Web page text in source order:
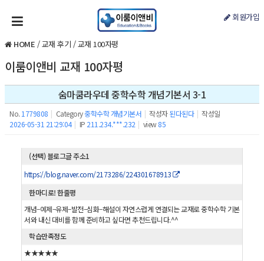
회원가입
HOME /교재 후기 /교재 100자평
이룸이앤비 교재 100자평
숨마쿰라우데 중학수학 개념기본서 3-1
No. 1779808 | Category중학수학 개념기본서 | 작성자 된다된다 | 작성일
2026-05-31 21:29:04 | IP 211.234.***.232 | view 85
(선택) 블로그글 주소1
https://blog.naver.com/2173286/224301678913
한마디로! 한줄평
개념–예제–유제–발전–심화–해설이 자연스럽게 연결되는 교재로 중학수학 기본
서와 내신 대비를 함께 준비하고 싶다면 추천드립니다.^^
학습만족정도
★★★★★